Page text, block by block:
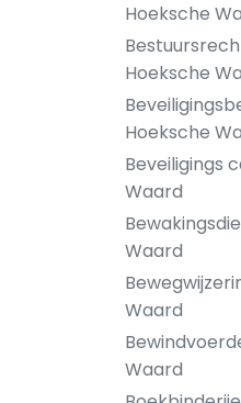
Hoeksche
Hoeksche
Hoeksche
Beveiligings
Waard
Waard
Waard
Waard